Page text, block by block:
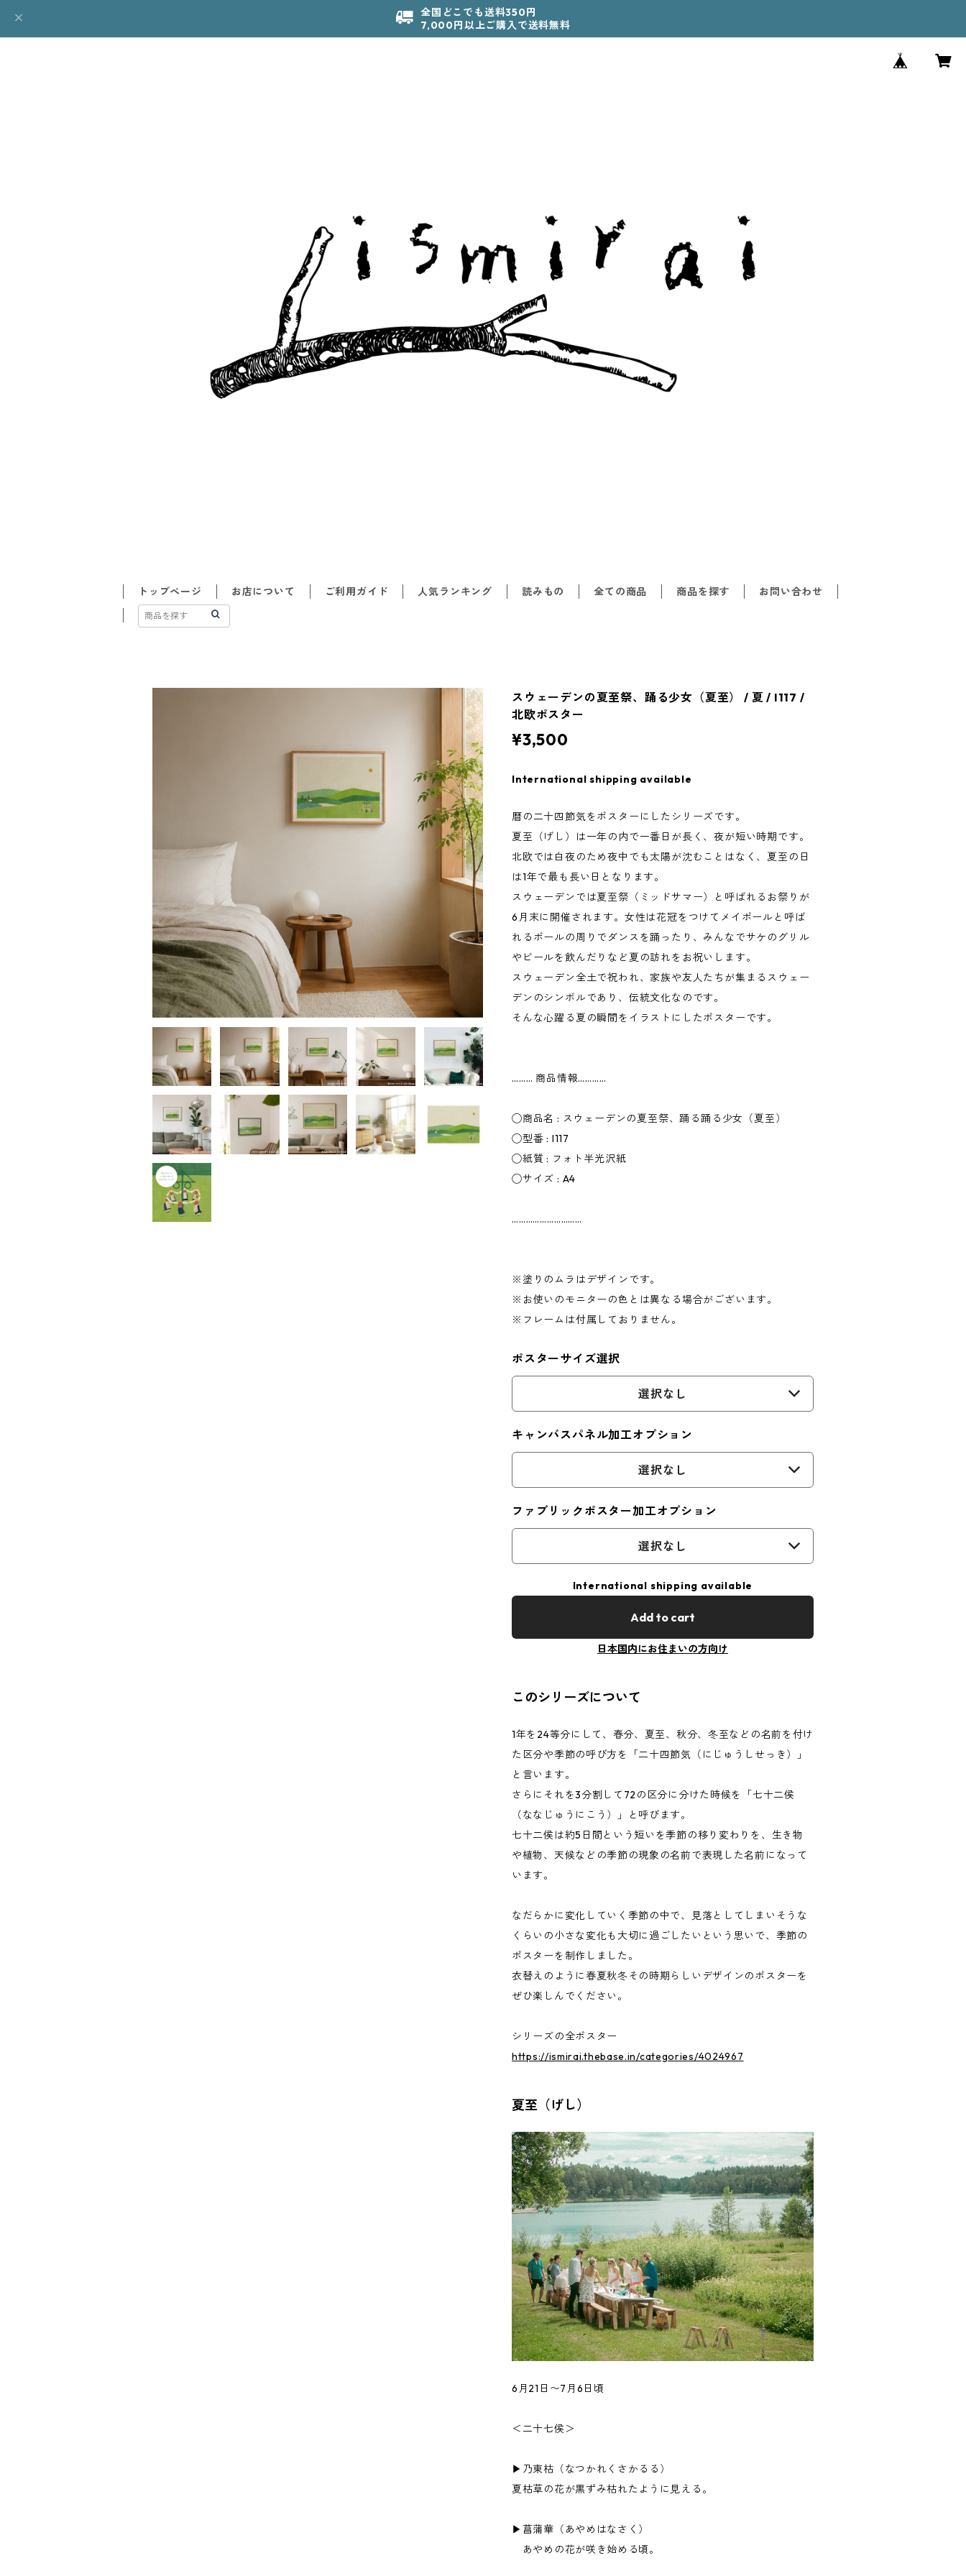
全国どこでも送料350円
7,000円以上ご購入で送料無料
トップページ お店について ご利用ガイド 人気ランキング 読みもの 全ての商品 商品を探す お問い合わせ
スウェーデンの夏至祭、踊る少女（夏至） / 夏 / I117 /
北欧ポスター
¥3,500
International shipping available
暦の二十四節気をポスターにしたシリーズです。
夏至（げし）は一年の内で一番日が長く、夜が短い時期です。
北欧では白夜のため夜中でも太陽が沈むことはなく、夏至の日
は1年で最も長い日となります。
スウェーデンでは夏至祭（ミッドサマー）と呼ばれるお祭りが
6月末に開催されます。女性は花冠をつけてメイポールと呼ば
れるポールの周りでダンスを踊ったり、みんなでサケのグリル
やビールを飲んだりなど夏の訪れをお祝いします。
スウェーデン全土で祝われ、家族や友人たちが集まるスウェー
デンのシンボルであり、伝統文化なのです。
そんな心躍る夏の瞬間をイラストにしたポスターです。
……… 商品情報…………
◯商品名 : スウェーデンの夏至祭、踊る踊る少女（夏至）
◯型番 : I117
◯紙質 : フォト半光沢紙
◯サイズ : A4
…………………………
※塗りのムラはデザインです。
※お使いのモニターの色とは異なる場合がございます。
※フレームは付属しておりません。
ポスターサイズ選択
選択なし
キャンバスパネル加工オプション
選択なし
ファブリックポスター加工オプション
選択なし
International shipping available
Add to cart
日本国内にお住まいの方向け
このシリーズについて
1年を24等分にして、春分、夏至、秋分、冬至などの名前を付け
た区分や季節の呼び方を「二十四節気（にじゅうしせっき）」
と言います。
さらにそれを3分割して72の区分に分けた時候を「七十二侯
（ななじゅうにこう）」と呼びます。
七十二侯は約5日間という短いを季節の移り変わりを、生き物
や植物、天候などの季節の現象の名前で表現した名前になって
います。
なだらかに変化していく季節の中で、見落としてしまいそうな
くらいの小さな変化も大切に過ごしたいという思いで、季節の
ポスターを制作しました。
衣替えのように春夏秋冬その時期らしいデザインのポスターを
ぜひ楽しんでください。
シリーズの全ポスター
https://ismirai.thebase.in/categories/4024967
夏至（げし）
6月21日〜7月6日頃
＜二十七侯＞
▶︎乃東枯（なつかれくさかるる）
夏枯草の花が黒ずみ枯れたように見える。
▶︎菖蒲華（あやめはなさく）
あやめの花が咲き始める頃。